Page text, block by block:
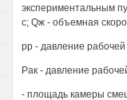
экспериментальным
с; Qж - объемная
рр - давление
Рак - давление
- площадь камеры